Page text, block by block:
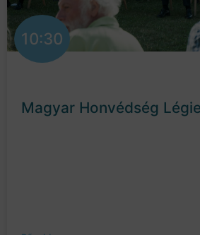
10:30
Magyar Honvédség